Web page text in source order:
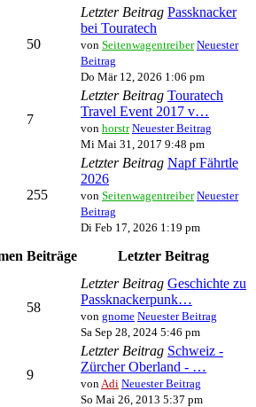
50
Letzter Beitrag Passknacker
bei Touratech
von Seitenwagentreiber Neuester
Beitrag
Do Mär 12, 2026 1:06 pm
7
Letzter Beitrag Touratech
Travel Event 2017 v…
von horstr Neuester Beitrag
Mi Mai 31, 2017 9:48 pm
255
Letzter Beitrag Napf Fährtle
2026
von Seitenwagentreiber Neuester
Beitrag
Di Feb 17, 2026 1:19 pm
Beiträge Letzter Beitrag
58
Letzter Beitrag Geschichte zu
Passknackerpunk…
von gnome Neuester Beitrag
Sa Sep 28, 2024 5:46 pm
9
Letzter Beitrag Schweiz -
Zürcher Oberland - …
vonAdi Neuester Beitrag
So Mai 26, 2013 5:37 pm